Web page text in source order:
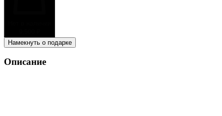
Намекнуть о подарке
Описание